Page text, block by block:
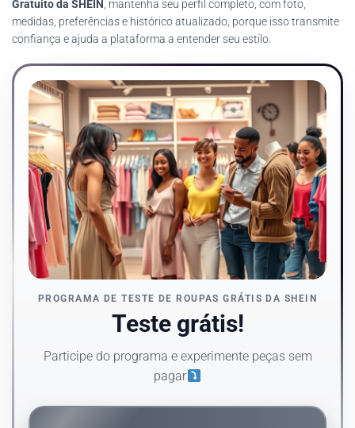
Gratuito da SHEIN, mantenha seu perfil completo, com foto,
medidas, preferências e histórico atualizado, porque isso transmite
confiança e ajuda a plataforma a entender seu estilo.
PROGRAMA DE TESTE DE ROUPAS GRÁTIS DA SHEIN
Teste grátis!
Participe do programa e experimente peças sem
pagar